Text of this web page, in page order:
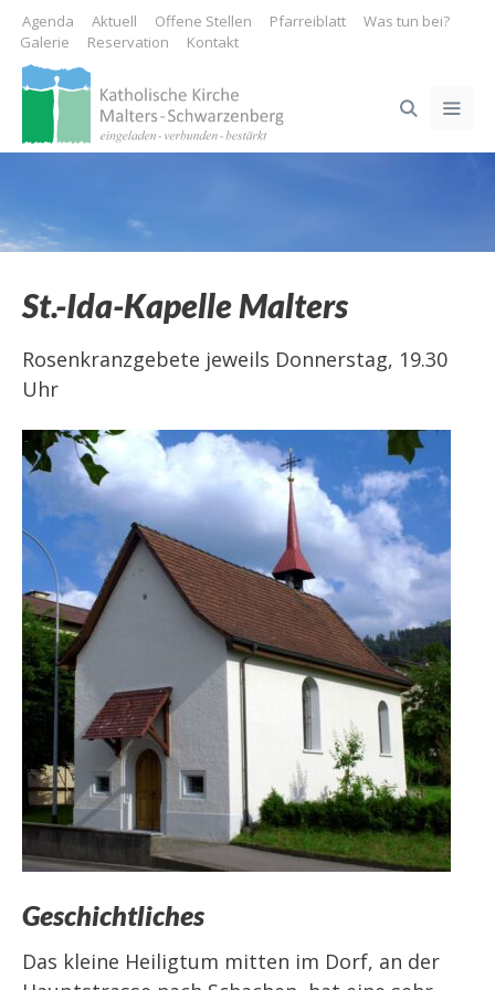
Springe
zum
Inhalt
Agenda Aktuell Offene Stellen Pfarreiblatt
Was tun bei?
Galerie
Reservation Kontakt
St.-Ida-Kapelle Malters
Rosenkranzgebete jeweils Donnerstag, 19.30
Uhr
Geschichtliches
Das kleine Heiligtum mitten im Dorf, an der